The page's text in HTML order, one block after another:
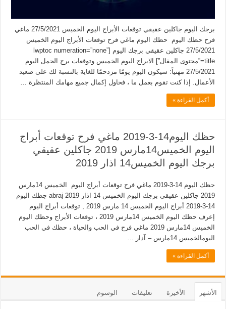
برجك اليوم جاكلين عقيقي توقعات الأبراج اليوم الخميس 27/5/2021 ماغي
فرح حظك اليوم حظك اليوم ماغي فرح توقعات الأبراج اليوم الخميس
27/5/2021 جاكلين عقيقي برجك اليوم [lwptoc numeration=”none”
title=”محتوى المقال”] الابراج اليوم الخميس وتوقعات برج الحمل اليوم
27/5/2021 مهنياً: سيكون اليوم يومًا مزدحمًا للغاية بالنسبة لك على صعيد
الأعمال. إذا كنت تقوم بعمل ما ، فحاول إكمال جميع مهامك المنتظرة …
أكمل القراءة »
حظك اليوم14-3-2019 ماغي فرح توقعات أبراج
اليوم الخميس14مارس 2019 جاكلين عقيقي
برجك اليوم الخميس14 اذار 2019
حظك اليوم 14-3-2019 ماغي فرح توقعات أبراج اليوم الخميس 14مارس
2019 جاكلين عقيقي برجك اليوم الخميس 14 اذار 2019 abraj جظك اليوم
14-3-2019 أبراج اليوم الخميس 14 مارس 2019 , توقعات أبراج اليوم
إعرف حظك اليوم الخميس 14مارس 2019 ، توقعات الأبراج وحظك اليوم
الخميس 14مارس 2019 ماغي فرح في الحب والحياة ، حظك في الحب
اليومالخميس 14مارس – آذار …
أكمل القراءة »
الأشهر الأخيرة تعليقات الوسوم